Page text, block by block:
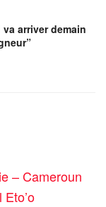
arriver demain
– Cameroun